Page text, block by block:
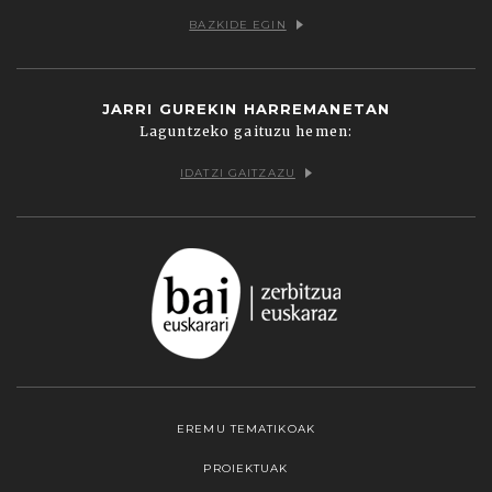
BAZKIDE EGIN
JARRI GUREKIN HARREMANETAN
Laguntzeko gaituzu hemen:
IDATZI GAITZAZU
EREMU TEMATIKOAK
PROIEKTUAK